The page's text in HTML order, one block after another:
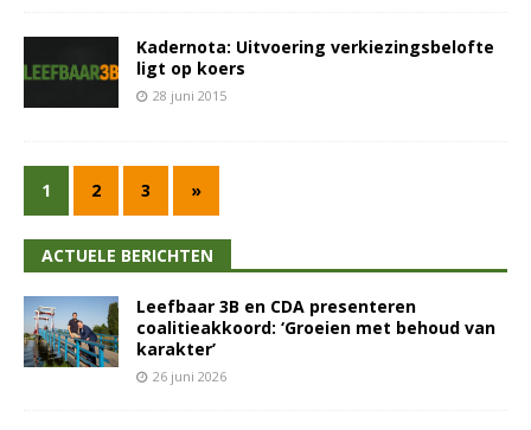
Kadernota: Uitvoering verkiezingsbelofte
ligt op koers
28 juni 2015
1 2 3 »
ACTUELE BERICHTEN
Leefbaar 3B en CDA presenteren
coalitieakkoord: ‘Groeien met behoud van
karakter’
26 juni 2026